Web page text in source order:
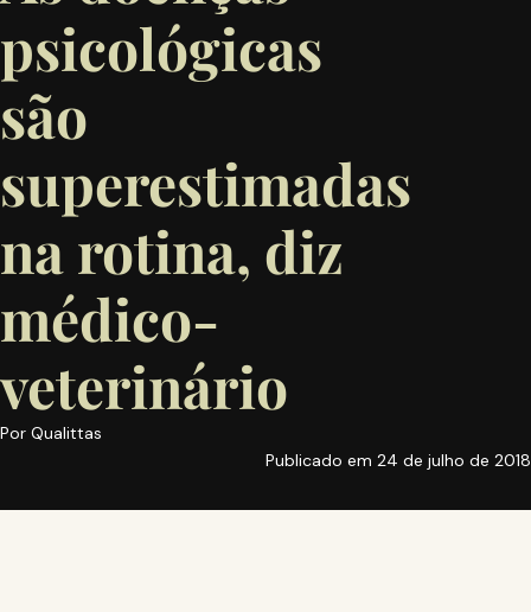
psicológicas
são
superestimadas
na rotina, diz
médico-
veterinário
Por Qualittas
Publicado em 24 de julho de 2018